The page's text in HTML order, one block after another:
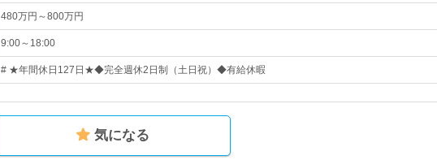
480万円～800万円
9:00～18:00
# ★年間休日127日★◆完全週休2日制（土日祝）◆有給休暇
気になる